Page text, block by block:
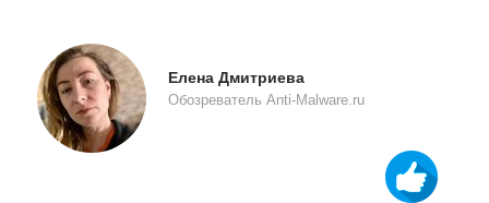
Елена Дмитриева
Обозреватель Anti-Malware.ru